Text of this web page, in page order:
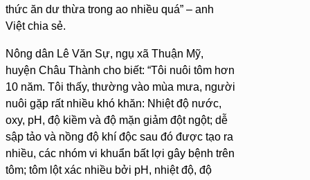
thức ăn dư thừa trong ao nhiều quá” – anh
Việt chia sẻ.
Nông dân Lê Văn Sự, ngụ xã Thuận Mỹ,
huyện Châu Thành cho biết: “Tôi nuôi tôm hơn
10 năm. Tôi thấy, thường vào mùa mưa, người
nuôi gặp rất nhiều khó khăn: Nhiệt độ nước,
oxy, pH, độ kiềm và độ mặn giảm đột ngột; dễ
sập tảo và nồng độ khí độc sau đó được tạo ra
nhiều, các nhóm vi khuẩn bất lợi gây bệnh trên
tôm; tôm lột xác nhiều bởi pH, nhiệt độ, độ